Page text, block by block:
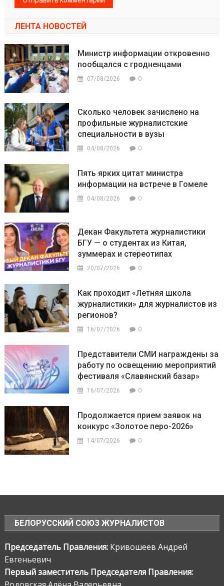
ЛЕНТА НОВОСТЕЙ
Министр информации откровенно
пообщался с гродненцами
07/08/2026 0
Сколько человек зачислено на
профильные журналистские
специальности в вузы
04/08/2026 0
Пять ярких цитат министра
информации на встрече в Гомеле
04/08/2026 0
Декан Факультета журналистики
БГУ — о студентах из Китая,
зуммерах и стереотипах
20/07/2026 0
Как проходит «Летняя школа
журналистики» для журналистов из
регионов?
16/07/2026 0
Представители СМИ награждены за
работу по освещению мероприятий
фестиваля «Славянский базар»
16/07/2026 0
Продолжается прием заявок на
конкурс «Золотое перо-2026»
14/07/2026 0
БЕЛОРУССКИЙ СОЮЗ ЖУРНАЛИСТОВ
Председатель Правления: Кривошеев Андрей
Евгеньевич
Первый заместитель Председателя Правления: